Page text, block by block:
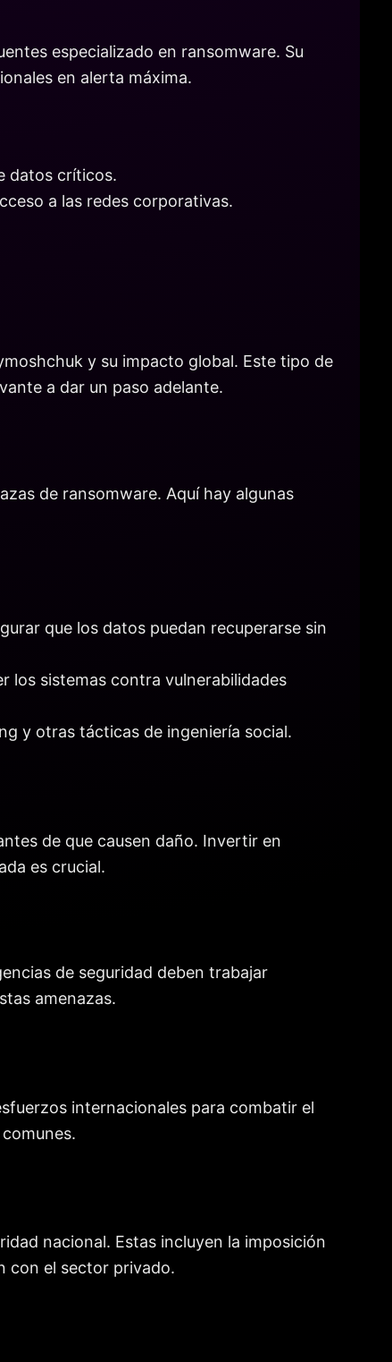
especializado en ransomware. Su
en alerta máxima.
datos críticos.
a las redes corporativas.
y su impacto global. Este tipo de
a dar un paso adelante.
de ransomware. Aquí hay algunas
que los datos puedan recuperarse sin
los sistemas contra vulnerabilidades
y otras tácticas de ingeniería social.
de que causen daño. Invertir en
es crucial.
de seguridad deben trabajar
amenazas.
internacionales para combatir el
nacional. Estas incluyen la imposición
con el sector privado.